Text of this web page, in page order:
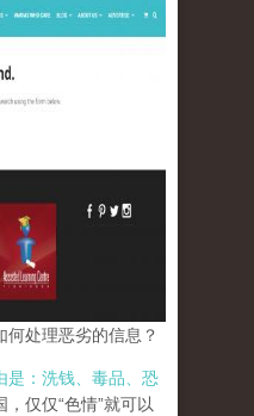
处理恶劣的信息？
是：洗钱、毒品、恐
，仅仅“色情”就可以